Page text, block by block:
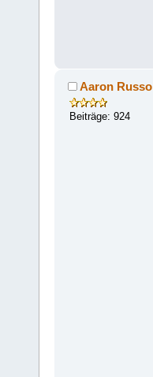
Aaron Russo
Beiträge: 924